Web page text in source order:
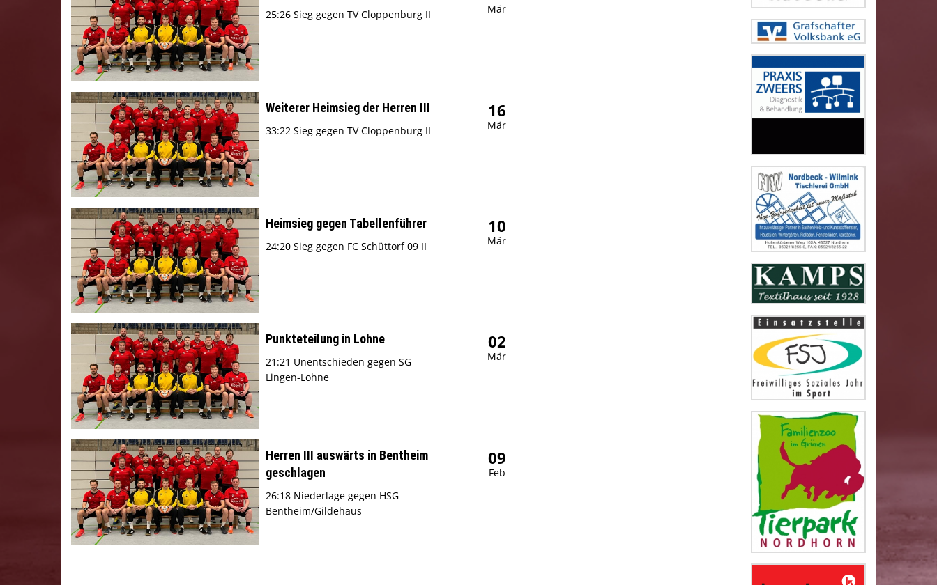
25:26 Sieg gegen TV Cloppenburg II Mär
Weiterer Heimsieg der Herren III
33:22 Sieg gegen TV Cloppenburg II
16
Mär
Heimsieg gegen Tabellenführer
24:20 Sieg gegen FC Schüttorf 09 II
10
Mär
Punkteteilung in Lohne
21:21 Unentschieden gegen SG
Lingen-Lohne
02
Mär
Herren III auswärts in Bentheim
geschlagen
26:18 Niederlage gegen HSG
Bentheim/Gildehaus
09
Feb